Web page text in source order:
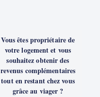
Vous êtes propriétaire de
votre logement et vous
souhaitez obtenir des
revenus complémentaires
tout en restant chez vous
grâce au viager ?